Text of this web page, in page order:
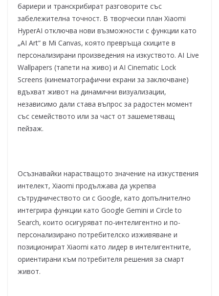
бариери и транскрибират разговорите със
забележителна точност. В творчески план Xiaomi
HyperAI отключва нови възможности с функции като
„AI Art“ в Mi Canvas, която превръща скиците в
персонализирани произведения на изкуството. AI Live
Wallpapers (тапети на живо) и AI Cinematic Lock
Screens (кинематографични екрани за заключване)
вдъхват живот на динамични визуализации,
независимо дали става въпрос за радостен момент
със семейството или за част от зашеметяващ
пейзаж.
Осъзнавайки нарастващото значение на изкуствения
интелект, Xiaomi продължава да укрепва
сътрудничеството си с Google, като допълнително
интегрира функции като Google Gemini и Circle to
Search, които осигуряват по-интелигентно и по-
персонализирано потребителско изживяване и
позиционират Xiaomi като лидер в интелигентните,
ориентирани към потребителя решения за смарт
живот.